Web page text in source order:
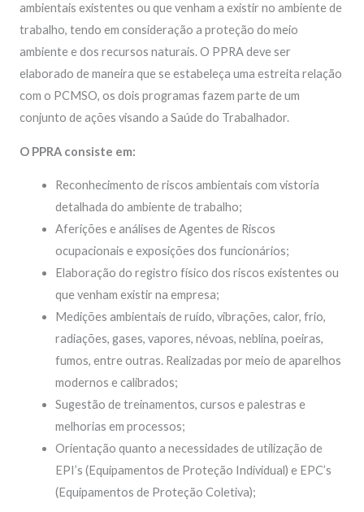
ambientais existentes ou que venham a existir no ambiente de
trabalho, tendo em consideração a proteção do meio
ambiente e dos recursos naturais. O PPRA deve ser
elaborado de maneira que se estabeleça uma estreita relação
com o PCMSO, os dois programas fazem parte de um
conjunto de ações visando a Saúde do Trabalhador.
O PPRA consiste em:
Reconhecimento de riscos ambientais com vistoria
detalhada do ambiente de trabalho;
Aferições e análises de Agentes de Riscos
ocupacionais e exposições dos funcionários;
Elaboração do registro físico dos riscos existentes ou
que venham existir na empresa;
Medições ambientais de ruído, vibrações, calor, frio,
radiações, gases, vapores, névoas, neblina, poeiras,
fumos, entre outras. Realizadas por meio de aparelhos
modernos e calibrados;
Sugestão de treinamentos, cursos e palestras e
melhorias em processos;
Orientação quanto a necessidades de utilização de
EPI’s (Equipamentos de Proteção Individual) e EPC’s
(Equipamentos de Proteção Coletiva);